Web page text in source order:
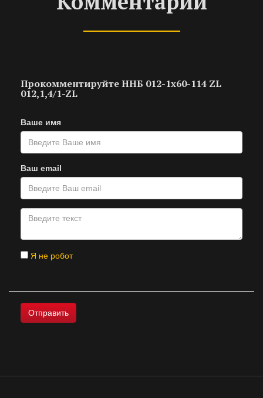
Прокомментируйте ННБ 012-1х60-114 ZL
012,1,4/1-ZL
Ваше имя
Ваш email
Я не робот